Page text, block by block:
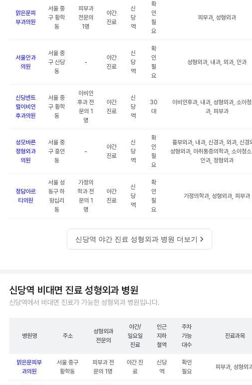
맑은문피
부과의원
서울 중
구 황학
동
피부과
전문의
1명
야간
진료
신
당
역
확
인
필
요
피부과, 성형외과
서울안과
의원
서울 중
구 신당
동
-
야간
진료
신
당
역
확
인
필
요
성형외과, 내과, 외과, 안과
신당센트
럴이비인
후과의원
서울 중
구 황학
동
이비인
후과 전
문의 1
명
야간
진료
신
당
역
30
대
이비인후과, 내과, 성형외과, 소아
과, 피부과
성모바른
정형외과
의원
서울 중
구 흥인
동
-
야간
진료
신
당
역
확
인
필
요
흉부외과, 내과, 신경과, 외과, 신경
성형외과, 마취통증의학과, 소아청
안과, 정형외과
청담아르
티의원
서울 성
동구 하
왕십리
동
가정의
학과 전
문의 1
명
야간
진료
신
당
역
확
인
필
요
가정의학과, 성형외과, 피부과
신당역 야간 진료 성형외과 병원 더보기
신당역 비대면 진료 성형외과 병원
신당역에서 비대면 진료가 가능한 성형외과 병원입니다.
병원명 주소
성형외과
전문의
야간/
일요일
진료
인근
지하
철역
주차
가능
대수
진료과목
맑은문피부
과의원
서울 중구
황학동
피부과 전
문의 1명
야간 진
료
신당
역
확인
필요
피부과, 성형외